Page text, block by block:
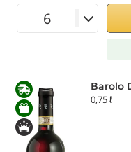
Barolo
0,75 ℓ